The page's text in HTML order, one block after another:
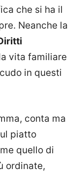
che si ha il
Neanche la
vita familiare
in questi
conta ma
piatto
quello di
ordinate,